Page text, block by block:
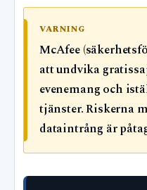
VARNING
McAfee
att undvika
evenemang och
tjänster. Riskerna
dataintrång är